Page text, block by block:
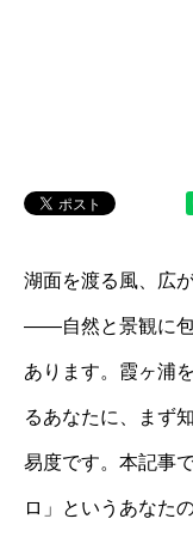
湖面を渡る風、広
――自然と景観に包
あります。霞ヶ浦
るあなたに、まず
易度です。本記事
ロ」というあなた